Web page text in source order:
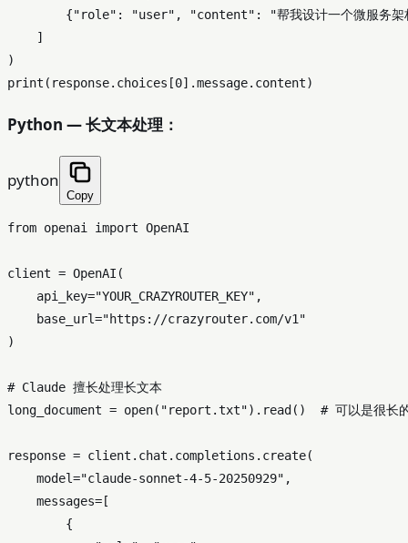
        {
"role" : "user" , "content" :
"帮我设计一个微服务
    ]
print (response.choices[0
Python — 长文本处理：
python
Copy
from openai import OpenAI
client = OpenAI(
    api_key=
"YOUR_CRAZYROUTER_KEY" ,
    base_url=
"https://crazyrouter.com/v1"
)
# Claude 擅长处理长文本
long_document = open( "report.txt").read() # 可以是很长
response = client.chat.completions.create(
    model=
"claude-sonnet-4-5-20250929" ,
    messages=[
        {